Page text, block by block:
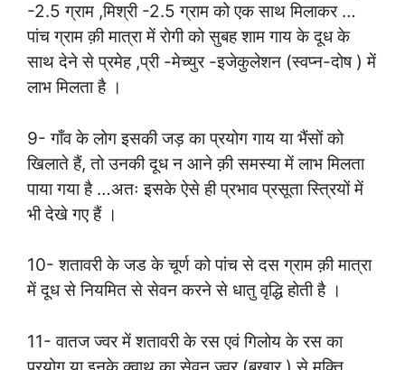
-2.5 ग्राम ,मिश्री -2.5 ग्राम को एक साथ मिलाकर …
पांच ग्राम क़ी मात्रा में रोगी को सुबह शाम गाय के दूध के
साथ देने से प्रमेह ,प्री -मेच्युर -इजेकुलेशन (स्वप्न-दोष ) में
लाभ मिलता है ।
9- गाँव के लोग इसकी जड़ का प्रयोग गाय या भैंसों को
खिलाते हैं, तो उनकी दूध न आने क़ी समस्या में लाभ मिलता
पाया गया है …अतः इसके ऐसे ही प्रभाव प्रसूता स्त्रियों में
भी देखे गए हैं ।
10- शतावरी के जड के चूर्ण को पांच से दस ग्राम क़ी मात्रा
में दूध से नियमित से सेवन करने से धातु वृद्धि होती है ।
11- वातज ज्वर में शतावरी के रस एवं गिलोय के रस का